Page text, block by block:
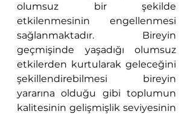
olumsuz bir şekilde
etkilenmesinin engellenmesi
sağlanmaktadır. Bireyin
geçmişinde yaşadığı olumsuz
etkilerden kurtularak geleceğini
şekillendirebilmesi bireyin
yararına olduğu gibi toplumun
kalitesinin gelişmişlik seviyesinin